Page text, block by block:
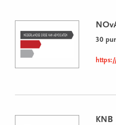
30
KNB